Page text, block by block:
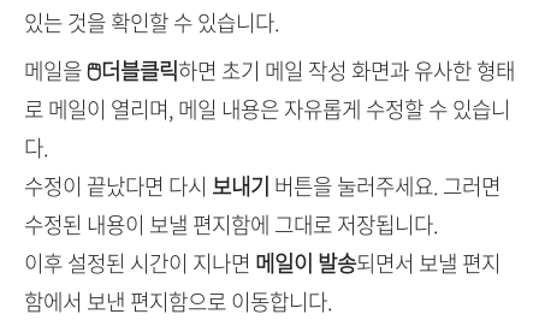
있는 것을 확인할 수 있습니다.
메일을🖱더블클릭하면 초기 메일 작성 화면과 유사한 형태
로 메일이 열리며, 메일 내용은 자유롭게 수정할 수 있습니
다.
수정이 끝났다면 다시 보내기 버튼을 눌러주세요. 그러면
수정된 내용이 보낼 편지함에 그대로 저장됩니다.
이후 설정된 시간이 지나면 메일이 발송되면서 보낼 편지
함에서 보낸 편지함으로 이동합니다.